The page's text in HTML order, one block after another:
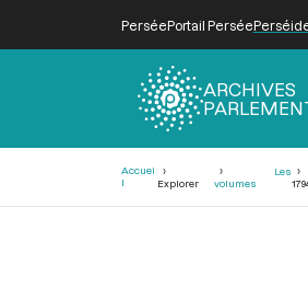
PerséePortail Persée
ARCHIVES
Accuei
l
Explorer
Les
volumes